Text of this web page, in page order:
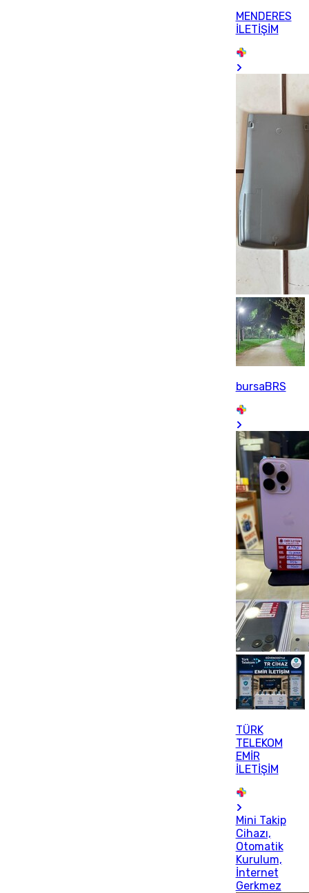
MENDERES
İLETİŞİM
bursaBRS
TÜRK
TELEKOM
EMİR
İLETİŞİM
Mini Takip
Cihazı,
Otomatik
Kurulum,
İnternet
Gerkmez